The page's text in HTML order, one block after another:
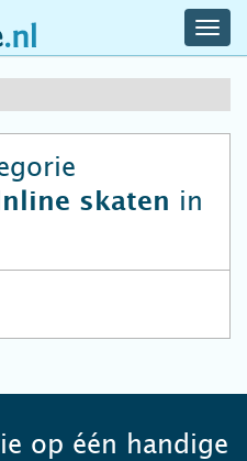
skaten in
op één handige